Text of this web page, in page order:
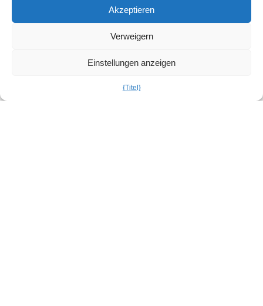
Akzeptieren
Verweigern
Einstellungen anzeigen
{Titel}
Configure One CPQ